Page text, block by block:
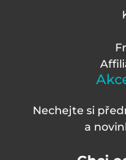
Nechejte si
a